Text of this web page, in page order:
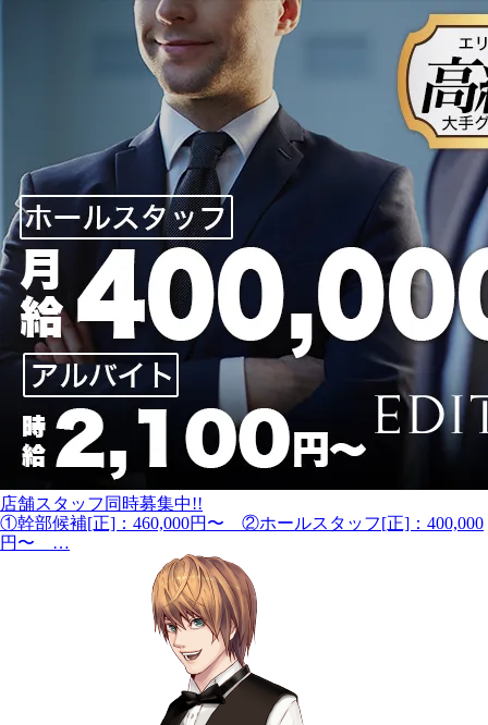
店舗スタッフ同時募集中!!
①幹部候補[正]：460,000円〜 ②ホールスタッフ[正]：400,000
円〜 …